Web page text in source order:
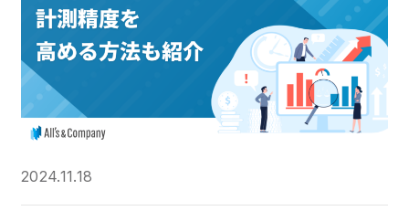
2024.11.18